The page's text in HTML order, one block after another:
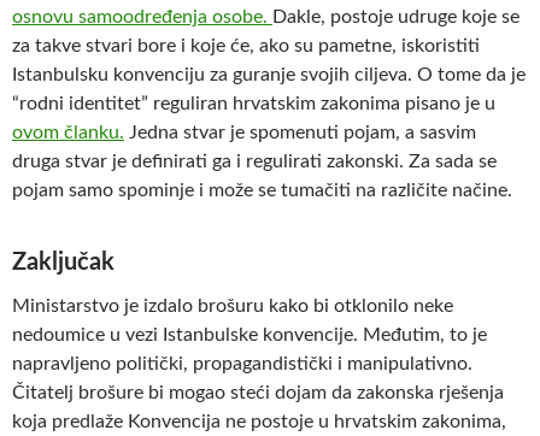
osnovu samoodređenja osobe. Dakle, postoje udruge koje se
za takve stvari bore i koje će, ako su pametne, iskoristiti
Istanbulsku konvenciju za guranje svojih ciljeva. O tome da je
“rodni identitet” reguliran hrvatskim zakonima pisano je u
ovom članku. Jedna stvar je spomenuti pojam, a sasvim
druga stvar je definirati ga i regulirati zakonski. Za sada se
pojam samo spominje i može se tumačiti na različite načine.
Zaključak
Ministarstvo je izdalo brošuru kako bi otklonilo neke
nedoumice u vezi Istanbulske konvencije. Međutim, to je
napravljeno politički, propagandistički i manipulativno.
Čitatelj brošure bi mogao steći dojam da zakonska rješenja
koja predlaže Konvencija ne postoje u hrvatskim zakonima,